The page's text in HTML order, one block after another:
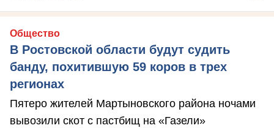
Общество
В Ростовской области будут судить
банду, похитившую 59 коров в трех
регионах
Пятеро жителей Мартыновского района ночами
вывозили скот с пастбищ на «Газели»